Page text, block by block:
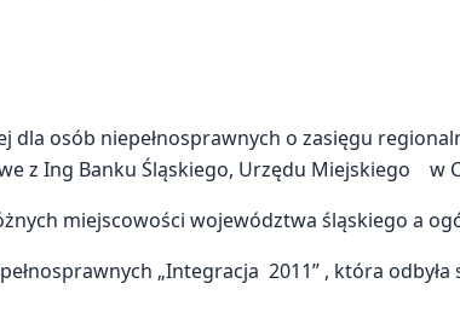
osób niepełnosprawnych o zasięgu
z Ing Banku Śląskiego, Urzędu Miejskiego w
miejscowości województwa śląskiego a
„Integracja 2011” , która